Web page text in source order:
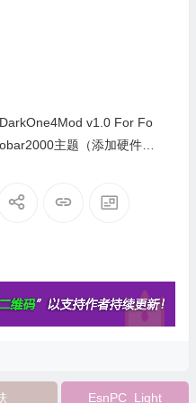
DarkOne4Mod v1.0 For Fo
obar2000主题（添加硬件汉
EsnPC_Light